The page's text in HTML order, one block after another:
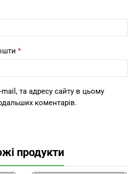
*
та адресу сайту в цьому
коментарів.
продукти